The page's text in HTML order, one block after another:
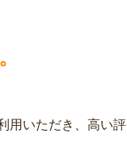
用いただき、高い評